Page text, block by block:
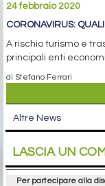
24 febbraio 2020
CORONAVIRUS:
A rischio turismo e
principali enti
di Stefano Ferrari
Altre News
LASCIA UN
Per partecipare alla